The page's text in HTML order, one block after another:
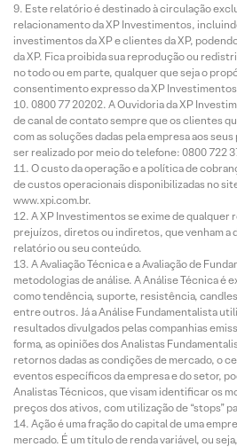
Este relatório é destinado à circulação
relacionamento da XP Investimentos,
investimentos da XP e clientes da XP,
da XP. Fica proibida sua reprodução ou
no todo ou em parte, qualquer que seja o
consentimento expresso da XP
0800 77 20202. A Ouvidoria da XP
de canal de contato sempre que os clientes
com as soluções dadas pela empresa aos
ser realizado por meio do telefone: 0800 722
O custo da operação e a política de
de custos operacionais disponibilizadas no
www.xpi.com.br.
A XP Investimentos se exime de qualquer
prejuízos, diretos ou indiretos, que venham
relatório ou seu conteúdo.
A Avaliação Técnica e a Avaliação de
metodologias de análise. A Análise Técnica é
como tendência, suporte, resistência,
entre outros. Já a Análise Fundamentalista
resultados divulgados pelas companhias
forma, as opiniões dos Analistas
retornos dadas as condições de mercado, o
eventos específicos da empresa e do setor,
Analistas Técnicos, que visam identificar os
preços dos ativos, com utilização de “stops”
Ação é uma fração do capital de uma
mercado. É um título de renda variável, ou